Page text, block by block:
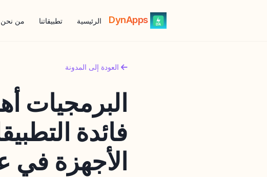
DynApps الرئيسية تطبيقاتنا من نحن
العودة إلى المدونة
البرمجيات
فائدة
الأجهزة في عام